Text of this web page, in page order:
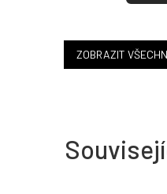
ZOBRAZIT